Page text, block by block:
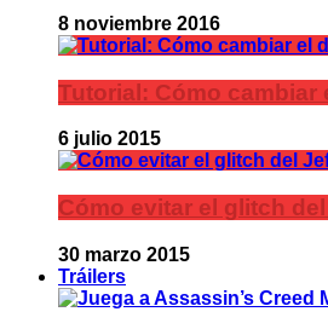
8 noviembre 2016
Tutorial: Cómo
6 julio 2015
Cómo evitar el glitch
30 marzo 2015
Tráilers